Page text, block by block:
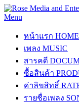
Menu
หน้าแรก HOME
เพลง MUSIC
สารคดี
ซื้อสินค้า
ค่าลิขสิทธิ์
รายชื่อเพลง